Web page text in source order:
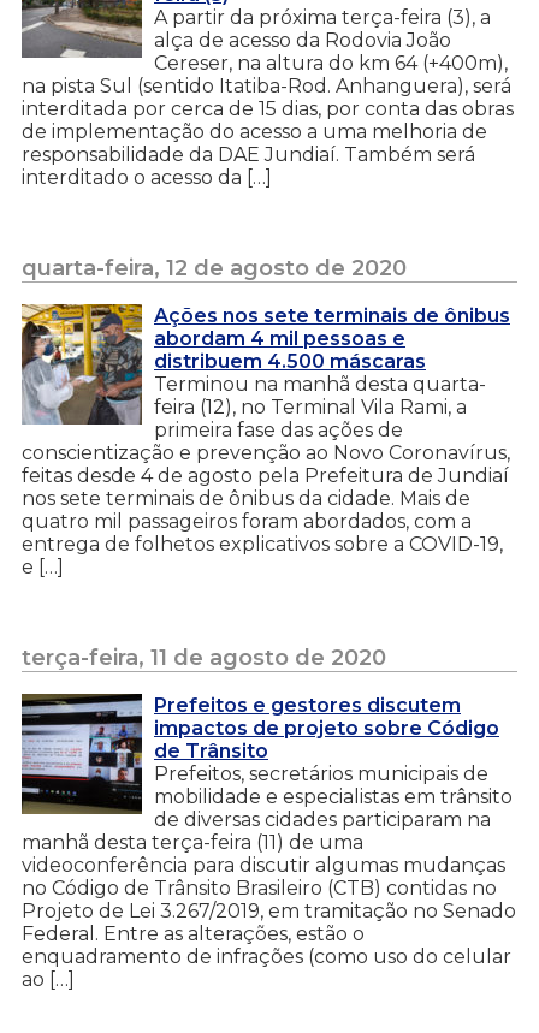
A partir da próxima terça-feira (3), a
alça de acesso da Rodovia João
Cereser, na altura do km 64 (+400m),
na pista Sul (sentido Itatiba-Rod. Anhanguera), será
interditada por cerca de 15 dias, por conta das obras
de implementação do acesso a uma melhoria de
responsabilidade da DAE Jundiaí. Também será
interditado o acesso da […]
quarta-feira, 12 de agosto de 2020
Ações nos sete terminais de ônibus
abordam 4 mil pessoas e
distribuem 4.500 máscaras
Terminou na manhã desta quarta-
feira (12), no Terminal Vila Rami, a
primeira fase das ações de
conscientização e prevenção ao Novo Coronavírus,
feitas desde 4 de agosto pela Prefeitura de Jundiaí
nos sete terminais de ônibus da cidade. Mais de
quatro mil passageiros foram abordados, com a
entrega de folhetos explicativos sobre a COVID-19,
e […]
terça-feira, 11 de agosto de 2020
Prefeitos e gestores discutem
impactos de projeto sobre Código
de Trânsito
Prefeitos, secretários municipais de
mobilidade e especialistas em trânsito
de diversas cidades participaram na
manhã desta terça-feira (11) de uma
videoconferência para discutir algumas mudanças
no Código de Trânsito Brasileiro (CTB) contidas no
Projeto de Lei 3.267/2019, em tramitação no Senado
Federal. Entre as alterações, estão o
enquadramento de infrações (como uso do celular
ao […]